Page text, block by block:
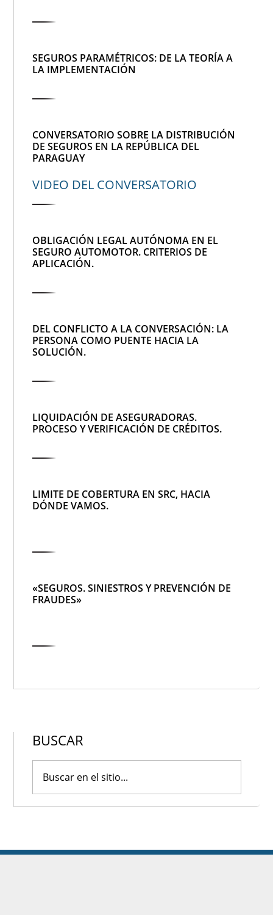
SEGUROS PARAMÉTRICOS: DE LA TEORÍA A
LA IMPLEMENTACIÓN
CONVERSATORIO SOBRE LA DISTRIBUCIÓN
DE SEGUROS EN LA REPÚBLICA DEL
PARAGUAY
VIDEO DEL CONVERSATORIO
OBLIGACIÓN LEGAL AUTÓNOMA EN EL
SEGURO AUTOMOTOR. CRITERIOS DE
APLICACIÓN.
DEL CONFLICTO A LA CONVERSACIÓN: LA
PERSONA COMO PUENTE HACIA LA
SOLUCIÓN.
LIQUIDACIÓN DE ASEGURADORAS.
PROCESO Y VERIFICACIÓN DE CRÉDITOS.
LIMITE DE COBERTURA EN SRC, HACIA
DÓNDE VAMOS.
«SEGUROS. SINIESTROS Y PREVENCIÓN DE
FRAUDES»
BUSCAR